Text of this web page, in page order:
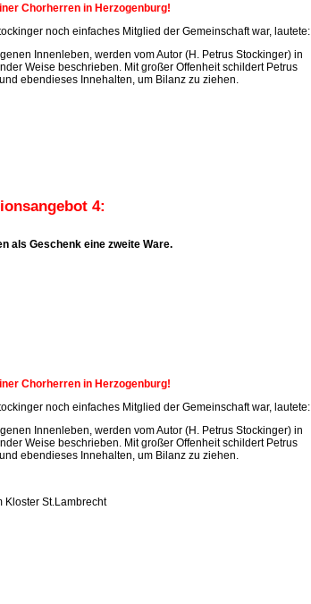
Chorherren in Herzogenburg!
noch einfaches Mitglied der Gemeinschaft war, lautete:
Innenleben, werden vom Autor (H. Petrus Stockinger) in
Weise beschrieben. Mit großer Offenheit schildert Petrus
ebendieses Innehalten, um Bilanz zu ziehen.
4:
als Geschenk eine zweite Ware.
Chorherren in Herzogenburg!
noch einfaches Mitglied der Gemeinschaft war, lautete:
Innenleben, werden vom Autor (H. Petrus Stockinger) in
Weise beschrieben. Mit großer Offenheit schildert Petrus
ebendieses Innehalten, um Bilanz zu ziehen.
Kloster St.Lambrecht